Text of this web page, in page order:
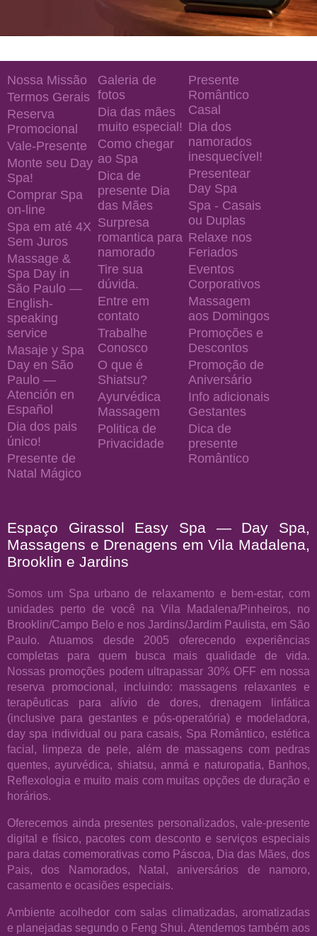
Nossa Missão
Termos Gerais
Reserva
Promocional
Vale-Presente
Monte seu Day
Spa!
Comprar Spa
on-line
Spa em até 4X
Sem Juros
Massage &
Spa Day in
São Paulo —
English-
speaking
service
Masaje y Spa
Day en São
Paulo —
Atención en
Español
Dia dos pais
único!
Presente de
Natal Mágico
Galeria de
fotos
Dia das mães
muito especial!
Como chegar
ao Spa
Dica de
presente Dia
das Mães
Surpresa
romantica para
namorado
Tire sua
dúvida.
Entre em
contato
Trabalhe
Conosco
O que é
Shiatsu?
Ayurvédica
Massagem
Politica de
Privacidade
Presente
Romântico
Casal
Dia dos
namorados
inesquecível!
Presentear
Day Spa
Spa - Casais
ou Duplas
Relaxe nos
Feriados
Eventos
Corporativos
Massagem
aos Domingos
Promoções e
Descontos
Promoção de
Aniversário
Info adicionais
Gestantes
Dica de
presente
Romântico
Espaço Girassol Easy Spa — Day Spa,
Massagens e Drenagens em Vila Madalena,
Brooklin e Jardins
Somos um Spa urbano de relaxamento e bem-estar, com
unidades perto de você na Vila Madalena/Pinheiros, no
Brooklin/Campo Belo e nos Jardins/Jardim Paulista, em São
Paulo. Atuamos desde 2005 oferecendo experiências
completas para quem busca mais qualidade de vida.
Nossas promoções podem ultrapassar 30% OFF em nossa
reserva promocional, incluindo: massagens relaxantes e
terapêuticas para alívio de dores, drenagem linfática
(inclusive para gestantes e pós-operatória) e modeladora,
day spa individual ou para casais, Spa Romântico, estética
facial, limpeza de pele, além de massagens com pedras
quentes, ayurvédica, shiatsu, anmá e naturopatia, Banhos,
Reflexologia e muito mais com muitas opções de duração e
horários.
Oferecemos ainda presentes personalizados, vale-presente
digital e físico, pacotes com desconto e serviços especiais
para datas comemorativas como Páscoa, Dia das Mães, dos
Pais, dos Namorados, Natal, aniversários de namoro,
casamento e ocasiões especiais.
Ambiente acolhedor com salas climatizadas, aromatizadas
e planejadas segundo o Feng Shui. Atendemos também aos